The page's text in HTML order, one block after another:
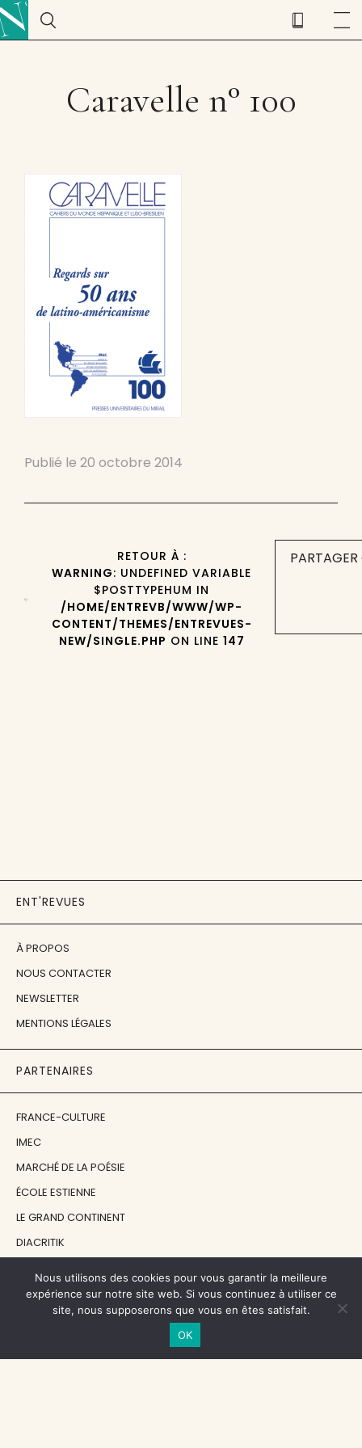
Caravelle n° 100
Publié le 20 octobre 2014
RETOUR À :
WARNING: UNDEFINED VARIABLE
$POSTTYPEHUM IN
/HOME/ENTREVB/WWW/WP-
CONTENT/THEMES/ENTREVUES-
NEW/SINGLE.PHP ON LINE 147
ENT'REVUES
À PROPOS
NOUS CONTACTER
NEWSLETTER
MENTIONS LÉGALES
PARTENAIRES
FRANCE-CULTURE
IMEC
MARCHÉ DE LA POÉSIE
ÉCOLE ESTIENNE
LE GRAND CONTINENT
DIACRITIK
NOS SOUTIENS
CENTRE NATIONAL DU LIVRE
Nous utilisons des cookies pour vous garantir la meilleure
expérience sur notre site web. Si vous continuez à utiliser ce
site, nous supposerons que vous en êtes satisfait.
OK